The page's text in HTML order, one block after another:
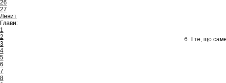
26
27
Левит
Глави:
1
2
3
4
5
6
7
8
6 І те, що